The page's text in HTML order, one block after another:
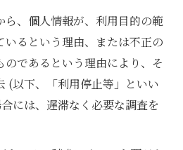
ら、個人情報が、利用目的の範
いるという理由、または不正の
であるという理由により、そ
(以下、「利用停止等」といい
には、遅滞なく必要な調査を